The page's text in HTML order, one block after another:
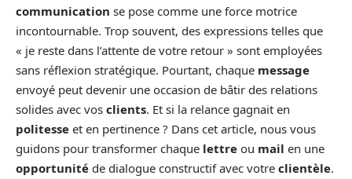
communication se pose comme une force motrice
incontournable. Trop souvent, des expressions telles que
« je reste dans l’attente de votre retour » sont employées
sans réflexion stratégique. Pourtant, chaque message
envoyé peut devenir une occasion de bâtir des relations
solides avec vos clients. Et si la relance gagnait en
politesse et en pertinence ? Dans cet article, nous vous
guidons pour transformer chaque lettre ou mail en une
opportunité de dialogue constructif avec votre clientèle.